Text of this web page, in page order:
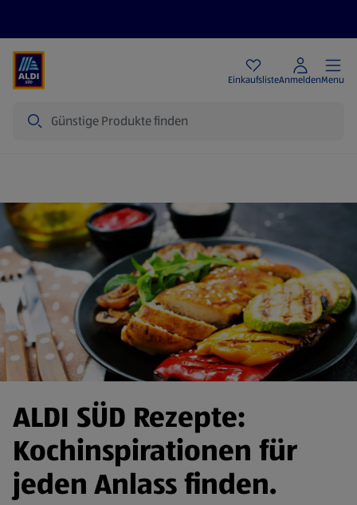
EinkaufslisteAnmeldenMenu
ALDI SÜD Rezepte:
Kochinspirationen für
jeden Anlass finden.